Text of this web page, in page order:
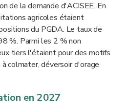
de la demande d'ACISEE. En
agricoles étaient
du PGDA. Le taux de
%. Parmi les 2 % non
tiers l'étaient pour des motifs
colmater, déversoir d'orage
en 2027